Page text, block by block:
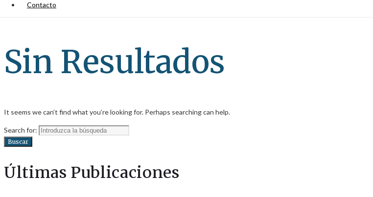
Contacto
Sin Resultados
It seems we can’t find what you’re looking for. Perhaps searching can help.
Search for:
Buscar
Últimas Publicaciones